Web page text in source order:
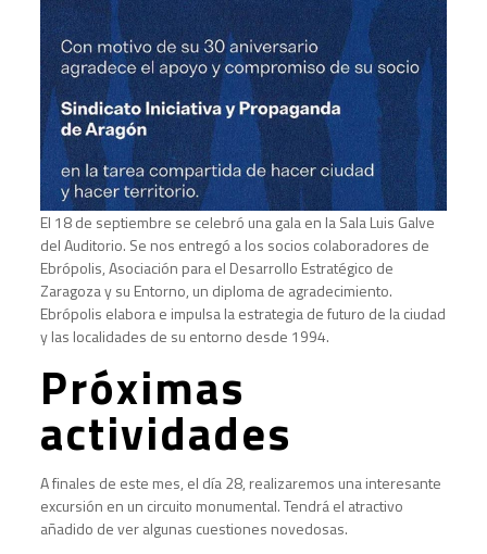
El 18 de septiembre se celebró una gala en la Sala Luis Galve
del Auditorio. Se nos entregó a los socios colaboradores de
Ebrópolis, Asociación para el Desarrollo Estratégico de
Zaragoza y su Entorno, un diploma de agradecimiento.
Ebrópolis elabora e impulsa la estrategia de futuro de la ciudad
y las localidades de su entorno desde 1994.
Próximas
actividades
A finales de este mes, el día 28, realizaremos una interesante
excursión en un circuito monumental. Tendrá el atractivo
añadido de ver algunas cuestiones novedosas.